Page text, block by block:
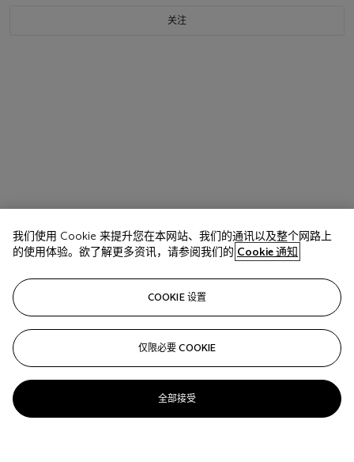
关注
我们使用 Cookie 来提升您在本网站、我们的通讯以及整个网路上
的使用体验。欲了解更多资讯，请参阅我们的 Cookie 通知
COOKIE 设置
仅限必要 COOKIE
全部接受